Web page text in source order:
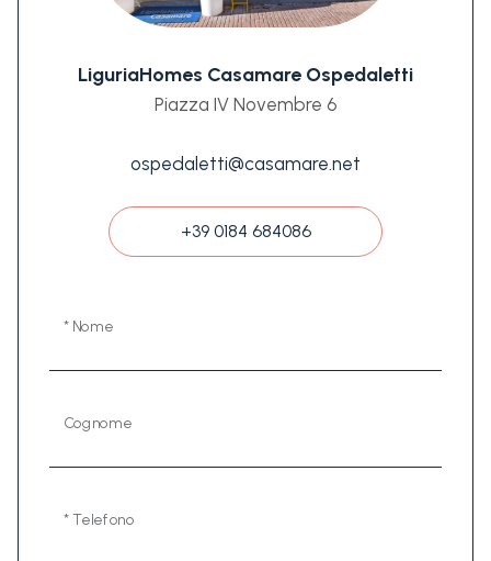
LiguriaHomes Casamare Ospedaletti
Piazza IV Novembre 6
ospedaletti@casamare.net
+39 0184 684086
* Nome
Cognome
* Telefono